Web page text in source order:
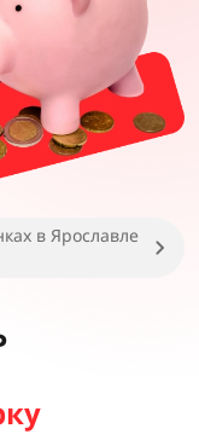
в Ярославле